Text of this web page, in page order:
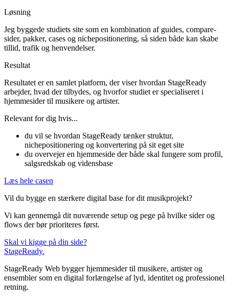
Løsning
Jeg byggede studiets site som en kombination af guides, compare-
sider, pakker, cases og nichepositionering, så siden både kan skabe
tillid, trafik og henvendelser.
Resultat
Resultatet er en samlet platform, der viser hvordan StageReady
arbejder, hvad der tilbydes, og hvorfor studiet er specialiseret i
hjemmesider til musikere og artister.
Relevant for dig hvis...
du vil se hvordan StageReady tænker struktur,
nichepositionering og konvertering på sit eget site
du overvejer en hjemmeside der både skal fungere som profil,
salgsredskab og vidensbase
Læs hele casen
Vil du bygge en stærkere digital base for dit musikprojekt?
Vi kan gennemgå dit nuværende setup og pege på hvilke sider og
flows der bør prioriteres først.
Skal vi kigge på din side?
StageReady.
StageReady Web bygger hjemmesider til musikere, artister og
ensembler som en digital forlængelse af lyd, identitet og professionel
retning.